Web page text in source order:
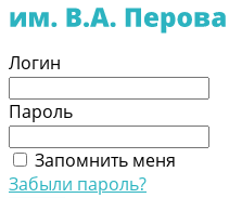
Логин
Пароль
Запомнить меня
Забыли пароль?